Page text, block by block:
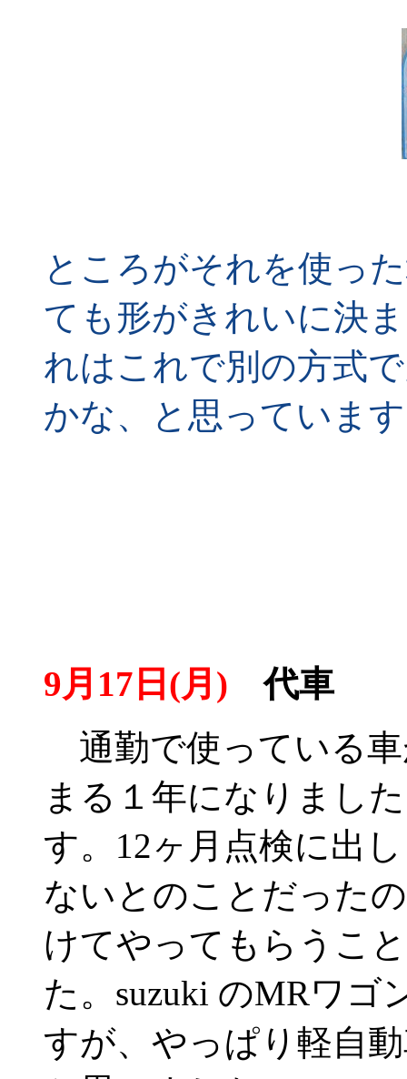
ところがそれを使っ
ても形がきれいに決
れはこれで別の方式
かな、と思っていま
9月17日(月) 代車
通勤で使っている
まる１年になりまし
す。12ヶ月点検に出
ないとのことだった
けてやってもらうこ
た。suzuki のMRワゴ
すが、やっぱり軽自